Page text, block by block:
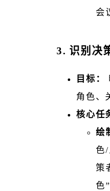
会
3. 识别决
目标：
角色、
核心任
绘
色/
策
色